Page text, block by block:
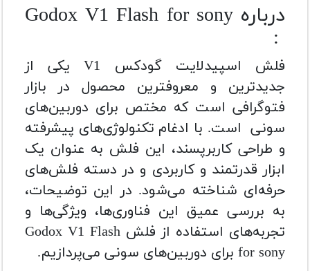
درباره Godox V1 Flash for sony
:
فلش اسپیدلایت گودکس V1 یکی از
جدیدترین و معروفترین محصول در بازار
فتوگرافی است که مختص برای دوربین‌های
سونی است. با ادغام تکنولوژی‌های پیشرفته
و طراحی کاربرپسند، این فلش به عنوان یک
ابزار قدرتمند و کاربردی و در دسته فلش‌های
حرفه‌ای شناخته می‌شود. در این توضیحات،
به بررسی عمیق این فناوری‌ها، ویژگی‌ها و
تجربه‌های استفاده از فلش Godox V1 Flash
for sony برای دوربین‌های سونی می‌پردازیم.